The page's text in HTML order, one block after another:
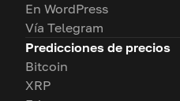
En WordPress
Vía Telegram
Predicciones de precios
Bitcoin
XRP